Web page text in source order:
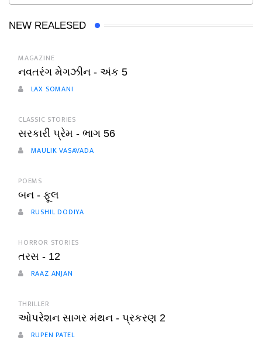
NEW REALESED
MAGAZINE
નવતરંગ મેગઝીન - અંક 5
LAX SOMANI
CLASSIC STORIES
સરકારી પ્રેમ - ભાગ 56
MAULIK VASAVADA
POEMS
બન - ફૂલ
RUSHIL DODIYA
HORROR STORIES
તરસ - 12
RAAZ ANJAN
THRILLER
ઓપરેશન સાગર મંથન - પ્રકરણ 2
RUPEN PATEL